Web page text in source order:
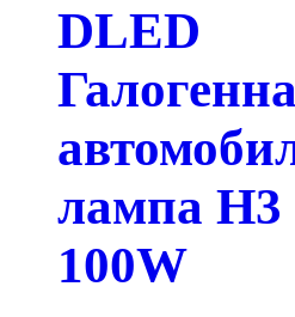
DLED
лампа H3
100W